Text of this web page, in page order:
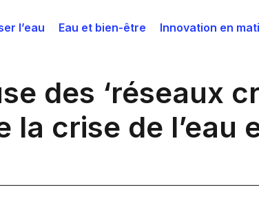
l’eau Eau et bien-être Innovation en
des ‘réseaux
la crise de l’eau